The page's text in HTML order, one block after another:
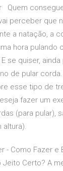
Quem
perceber que
a natação, a
hora pulando
se quiser,
de pular
esse tipo de
fazer um
(para pular),
altura).
- Como Fazer e
Jeito Certo? A